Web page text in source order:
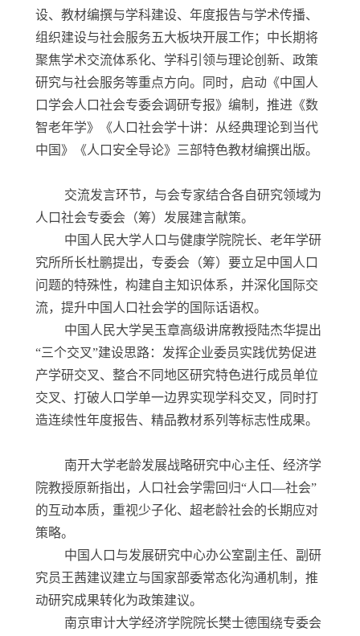
设、教材编撰与学科建设、年度报告与学术传播、
组织建设与社会服务五大板块开展工作；中长期将
聚焦学术交流体系化、学科引领与理论创新、政策
研究与社会服务等重点方向。同时，启动《中国人
口学会人口社会专委会调研专报》编制，推进《数
智老年学》《人口社会学十讲：从经典理论到当代
中国》《人口安全导论》三部特色教材编撰出版。
交流发言环节，与会专家结合各自研究领域为
人口社会专委会（筹）发展建言献策。
中国人民大学人口与健康学院院长、老年学研
究所所长杜鹏提出，专委会（筹）要立足中国人口
问题的特殊性，构建自主知识体系，并深化国际交
流，提升中国人口社会学的国际话语权。
中国人民大学吴玉章高级讲席教授陆杰华提出
“三个交叉”建设思路：发挥企业委员实践优势促进
产学研交叉、整合不同地区研究特色进行成员单位
交叉、打破人口学单一边界实现学科交叉，同时打
造连续性年度报告、精品教材系列等标志性成果。
南开大学老龄发展战略研究中心主任、经济学
院教授原新指出，人口社会学需回归“人口—社会”
的互动本质，重视少子化、超老龄社会的长期应对
策略。
中国人口与发展研究中心办公室副主任、副研
究员王茜建议建立与国家部委常态化沟通机制，推
动研究成果转化为政策建议。
南京审计大学经济学院院长樊士德围绕专委会